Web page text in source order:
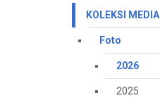
KOLEKSI MEDIA
Foto
2026
2025